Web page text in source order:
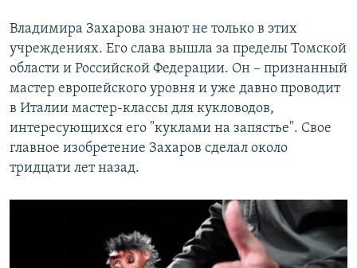
Владимира Захарова знают не только в этих
учреждениях. Его слава вышла за пределы Томской
области и Российской Федерации. Он – признанный
мастер европейского уровня и уже давно проводит
в Италии мастер-классы для кукловодов,
интересующихся его "куклами на запястье". Свое
главное изобретение Захаров сделал около
тридцати лет назад.